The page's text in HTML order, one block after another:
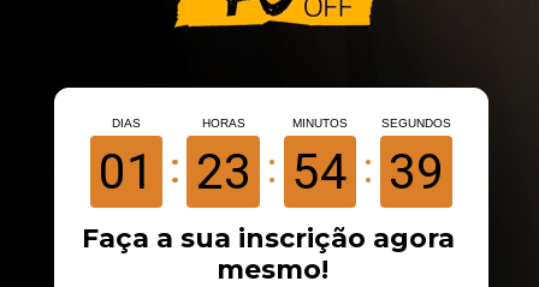
DIAS HORAS MINUTOS SEGUNDOS
01 23 54 36
Faça a sua inscrição agora
mesmo!